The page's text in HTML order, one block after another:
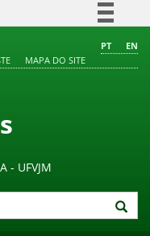
Comunica BR
à informação
PT
EN
MAPA DO SITE
- UFVJM